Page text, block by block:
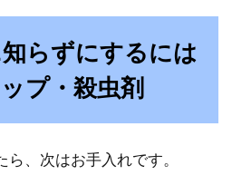
らずにするには
プ・殺虫剤
、次はお手入れです。